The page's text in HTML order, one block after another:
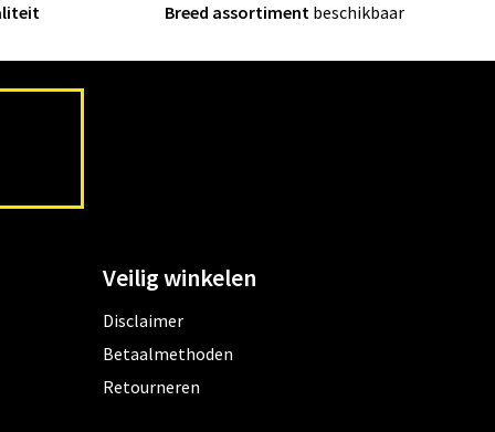
Breed assortiment beschikbaar
Veilig winkelen
Disclaimer
Betaalmethoden
Retourneren